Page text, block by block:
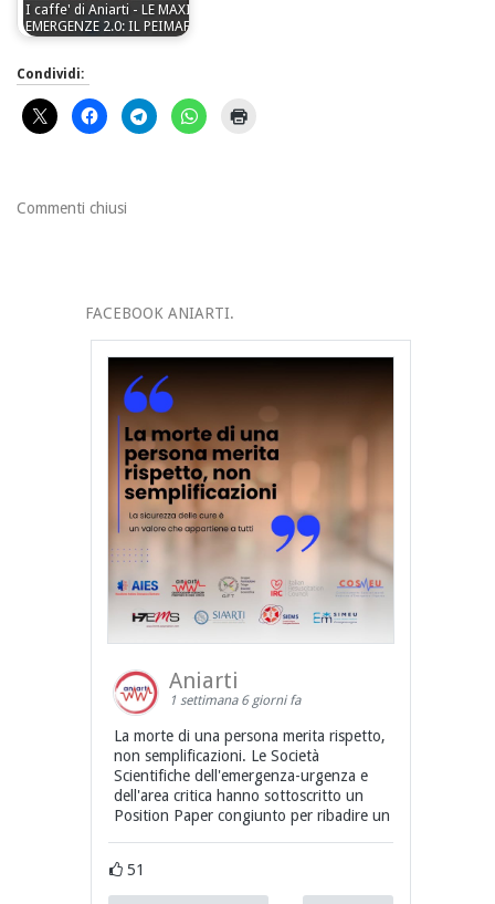
I caffe' di Aniarti - LE MAXI
EMERGENZE 2.0: IL PEIMAF
Condividi:
Commenti chiusi
FACEBOOK ANIARTI.
Aniarti
1 settimana 6 giorni fa
La morte di una persona merita rispetto,
non semplificazioni. Le Società
Scientifiche dell'emergenza-urgenza e
dell'area critica hanno sottoscritto un
Position Paper congiunto per ribadire un
51